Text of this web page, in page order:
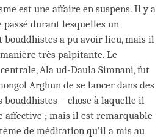
est une affaire en suspens. Il y a
passé durant lesquelles un
bouddhistes a pu avoir lieu, mais il
très palpitante. Le
Ala ud-Daula Simnani, fut
Arghun de se lancer dans des
bouddhistes ‒ chose à laquelle il
affective ; mais il est remarquable
de méditation qu’il a mis au